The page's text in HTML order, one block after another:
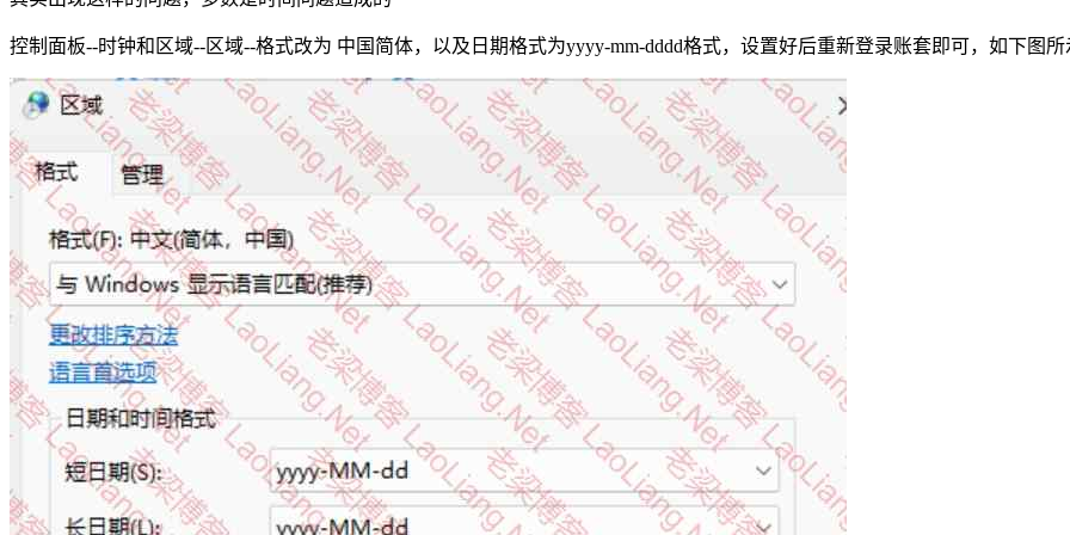
控制面板--时钟和区域--区域--格式改为 中国简体，以及日期格式为yyyy-mm-dddd格式，设置好后重新登录账套即可，如下图所